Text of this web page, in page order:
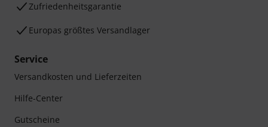
Zufriedenheitsgarantie
Europas größtes Versandlager
Service
Versandkosten und Lieferzeiten
Hilfe-Center
Gutscheine